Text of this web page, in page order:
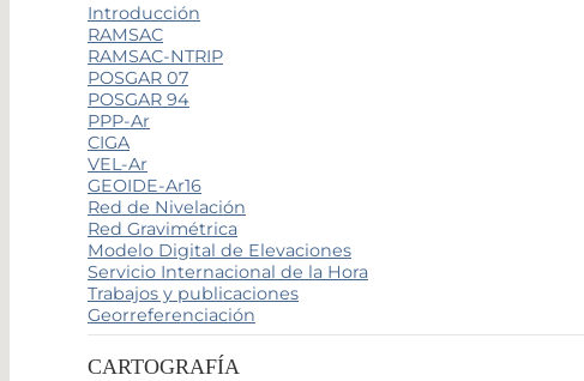
Introducción
RAMSAC
RAMSAC-NTRIP
POSGAR 07
POSGAR 94
PPP-Ar
CIGA
VEL-Ar
GEOIDE-Ar16
Red de Nivelación
Red Gravimétrica
Modelo Digital de Elevaciones
Servicio Internacional de la Hora
Trabajos y publicaciones
Georreferenciación
CARTOGRAFÍA